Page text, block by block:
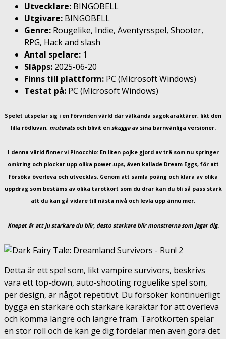
Utvecklare: BINGOBELL
Utgivare: BINGOBELL
Genre: Rougelike, Indie, Äventyrsspel, Shooter,
RPG, Hack and slash
Antal spelare: 1
Släpps: 2025-06-20
Finns till plattform: PC (Microsoft Windows)
Testat på: PC (Microsoft Windows)
Spelet utspelar sig i en förvriden värld där välkända sagokaraktärer, likt den
lilla rödluvan, muteratsoch blivit en skuggaav sina barnvänliga versioner.
I denna värld finner vi Pinocchio: En liten pojke gjord av trä som nu springer
omkring och plockar upp olika power-ups, även kallade Dream Eggs, för att
försöka överleva och utvecklas. Genom att samla poäng och klara av olika
uppdrag som bestäms av olika tarotkort som du drar kan du bli så pass stark
att du kan gå vidare till nästa nivå och levla upp ännu mer.
Knepet är att ju starkare du blir, desto starkare blir monstrerna som jagar dig.
Detta är ett spel som, likt vampire survivors, beskrivs
vara ett top-down, auto-shooting roguelike spel som,
per design, är något repetitivt. Du försöker kontinuerligt
bygga en starkare och starkare karaktär för att överleva
och komma längre och längre fram. Tarotkorten spelar
en stor roll och de kan ge dig fördelar men även göra det